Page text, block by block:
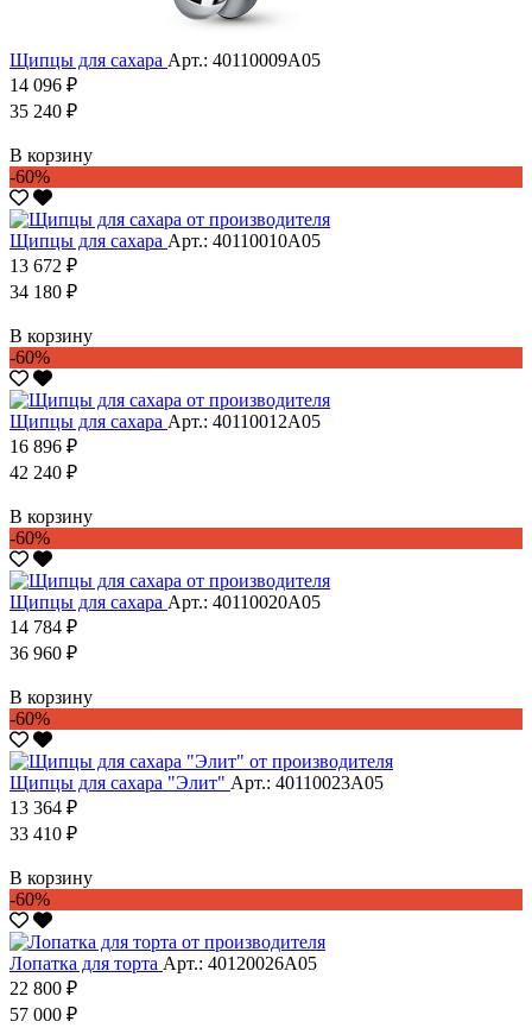
Щипцы для сахара Арт.: 40110009А05
14 096 ₽
35 240 ₽
В корзину
-60%
Щипцы для сахара Арт.: 40110010А05
13 672 ₽
34 180 ₽
В корзину
-60%
Щипцы для сахара Арт.: 40110012А05
16 896 ₽
42 240 ₽
В корзину
-60%
Щипцы для сахара Арт.: 40110020А05
14 784 ₽
36 960 ₽
В корзину
-60%
Щипцы для сахара "Элит" Арт.: 40110023А05
13 364 ₽
33 410 ₽
В корзину
-60%
Лопатка для торта Арт.: 40120026А05
22 800 ₽
57 000 ₽